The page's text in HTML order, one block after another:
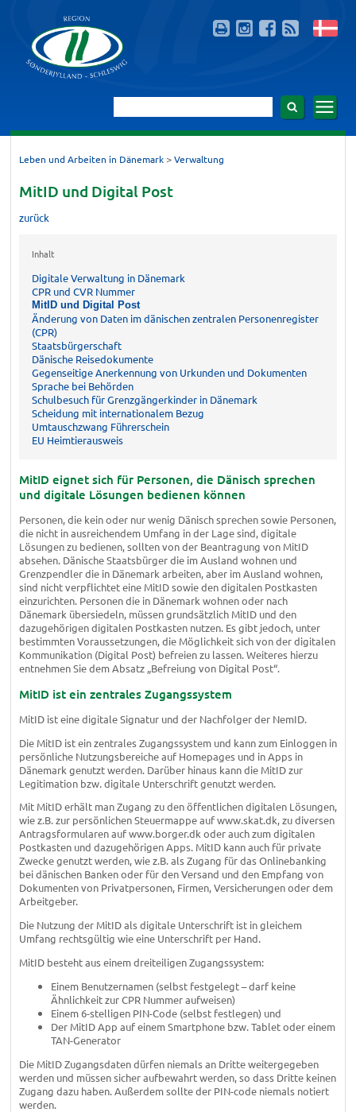
Leben und Arbeiten in Dänemark > Verwaltung
MitID und Digital Post
zurück
Inhalt
Digitale Verwaltung in Dänemark
CPR und CVR Nummer
MitID und Digital Post
Änderung von Daten im dänischen zentralen Personenregister
(CPR)
Staatsbürgerschaft
Dänische Reisedokumente
Gegenseitige Anerkennung von Urkunden und Dokumenten
Sprache bei Behörden
Schulbesuch für Grenzgängerkinder in Dänemark
Scheidung mit internationalem Bezug
Umtauschzwang Führerschein
EU Heimtierausweis
MitID eignet sich für Personen, die Dänisch sprechen
und digitale Lösungen bedienen können
Personen, die kein oder nur wenig Dänisch sprechen sowie Personen,
die nicht in ausreichendem Umfang in der Lage sind, digitale
Lösungen zu bedienen, sollten von der Beantragung von MitID
absehen. Dänische Staatsbürger die im Ausland wohnen und
Grenzpendler die in Dänemark arbeiten, aber im Ausland wohnen,
sind nicht verpflichtet eine MitID sowie den digitalen Postkasten
einzurichten. Personen die in Dänemark wohnen oder nach
Dänemark übersiedeln, müssen grundsätzlich MitID und den
dazugehörigen digitalen Postkasten nutzen. Es gibt jedoch, unter
bestimmten Voraussetzungen, die Möglichkeit sich von der digitalen
Kommunikation (Digital Post) befreien zu lassen. Weiteres hierzu
entnehmen Sie dem Absatz „Befreiung von Digital Post“.
MitID ist ein zentrales Zugangssystem
MitID ist eine digitale Signatur und der Nachfolger der NemID.
Die MitID ist ein zentrales Zugangssystem und kann zum Einloggen in
persönliche Nutzungsbereiche auf Homepages und in Apps in
Dänemark genutzt werden. Darüber hinaus kann die MitID zur
Legitimation bzw. digitale Unterschrift genutzt werden.
Mit MitID erhält man Zugang zu den öffentlichen digitalen Lösungen,
wie z.B. zur persönlichen Steuermappe auf www.skat.dk, zu diversen
Antragsformularen auf www.borger.dk oder auch zum digitalen
Postkasten und dazugehörigen Apps. MitID kann auch für private
Zwecke genutzt werden, wie z.B. als Zugang für das Onlinebanking
bei dänischen Banken oder für den Versand und den Empfang von
Dokumenten von Privatpersonen, Firmen, Versicherungen oder dem
Arbeitgeber.
Die Nutzung der MitID als digitale Unterschrift ist in gleichem
Umfang rechtsgültig wie eine Unterschrift per Hand.
MitID besteht aus einem dreiteiligen Zugangssystem:
Einem Benutzernamen (selbst festgelegt – darf keine
Ähnlichkeit zur CPR Nummer aufweisen)
Einem 6-stelligen PIN-Code (selbst festlegen) und
Der MitID App auf einem Smartphone bzw. Tablet oder einem
TAN-Generator
Die MitID Zugangsdaten dürfen niemals an Dritte weitergegeben
werden und müssen sicher aufbewahrt werden, so dass Dritte keinen
Zugang dazu haben. Außerdem sollte der PIN-code niemals notiert
werden.